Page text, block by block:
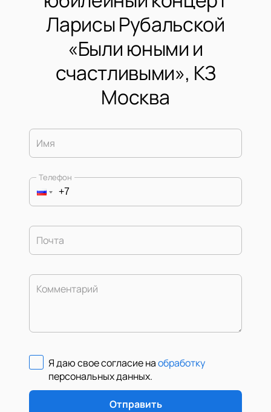
Ларисы Рубальской
«Были юными и
счастливыми», КЗ
Москва
Имя
Телефон
Почта
Комментарий
Я даю свое согласие наобработку
персональных данных.
Отправить